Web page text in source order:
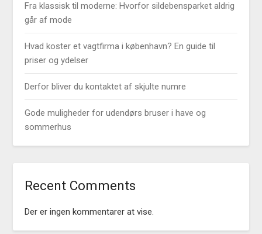
Fra klassisk til moderne: Hvorfor sildebensparket aldrig
går af mode
Hvad koster et vagtfirma i københavn? En guide til
priser og ydelser
Derfor bliver du kontaktet af skjulte numre
Gode muligheder for udendørs bruser i have og
sommerhus
Recent Comments
Der er ingen kommentarer at vise.